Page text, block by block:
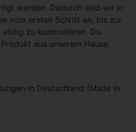
werden. Dadurch sind wir in
vom ersten Schritt an, bis zur
zu kontrollieren. Du
aus unserem Hause.
in Deutschland (Made in